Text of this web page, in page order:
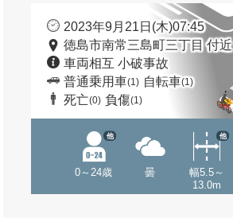
2023年9月21日(木)07:45
徳島市南常三島町三丁目 付近
車両相互 小破事故
普通乗用車(1) 自転車(1)
死亡(0) 負傷(1)
0～24歳
他
曇
幅5.5～
13.0m
他